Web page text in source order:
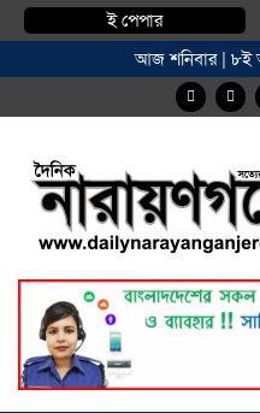
ই পেপার
আজ শনিবার | ৮ই